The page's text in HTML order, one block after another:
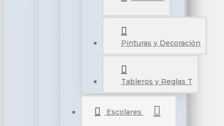
Pinturas y Decoración
Tableros y Reglas T
Escolares